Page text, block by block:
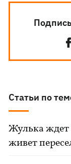
Статьи по
Жулька ждет
живет